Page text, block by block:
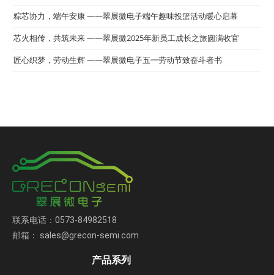
粽芯协力，端午安康 ——翠展微电子端午趣味投篮活动暖心启幕
芯火相传，共筑未来 ——翠展微2025年新员工成长之旅圆满收官
匠心织梦，劳动生辉 ——翠展微电子五一劳动节致奋斗者书
联系电话：0573-84982518
邮箱： sales@grecon-semi.com
产品系列